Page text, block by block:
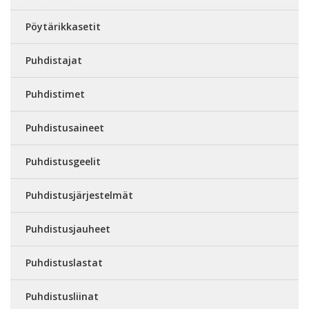
Pöytärikkasetit
Puhdistajat
Puhdistimet
Puhdistusaineet
Puhdistusgeelit
Puhdistusjärjestelmät
Puhdistusjauheet
Puhdistuslastat
Puhdistusliinat